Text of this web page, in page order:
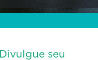
Divulgue seu